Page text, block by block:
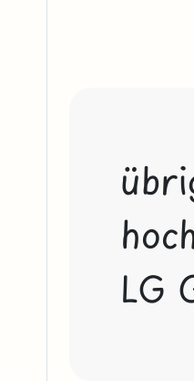
LG